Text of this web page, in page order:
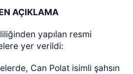
AÇIKLAMA
yapılan resmi
yer verildi:
Can Polat isimli şahsın